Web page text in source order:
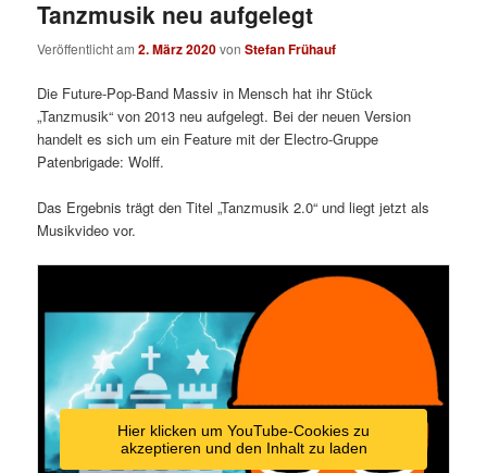
Tanzmusik neu aufgelegt
Veröffentlicht am2. März 2020vonStefan Frühauf
Die Future-Pop-Band Massiv in Mensch hat ihr Stück
„Tanzmusik“ von 2013 neu aufgelegt. Bei der neuen Version
handelt es sich um ein Feature mit der Electro-Gruppe
Patenbrigade: Wolff.
Das Ergebnis trägt den Titel „Tanzmusik 2.0“ und liegt jetzt als
Musikvideo vor.
Hier klicken um YouTube-Cookies zu
akzeptieren und den Inhalt zu laden